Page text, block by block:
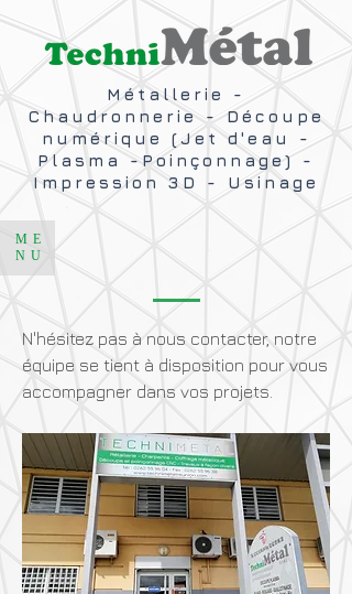
Métallerie -
Chaudronnerie - Découpe
numérique (Jet d'eau -
Plasma -Poinçonnage) -
Impression 3D - Usinage
ME
NU
N'hésitez pas à nous contacter, notre
équipe se tient à disposition pour vous
accompagner dans vos projets.